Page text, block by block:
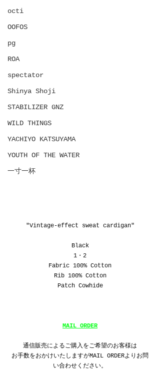
octi
OOFOS
pg
ROA
spectator
Shinya Shoji
STABILIZER GNZ
WILD THINGS
YACHIYO KATSUYAMA
YOUTH OF THE WATER
一寸一杯
"Vintage-effect sweat cardigan"
Black
1 ・ 2
Fabric 100% Cotton
Rib 100% Cotton
Patch Cowhide
MAIL ORDER
通信販売によるご購入をご希望のお客様は
お手数をおかけいたしますがMAIL ORDERよりお問
い合わせください。